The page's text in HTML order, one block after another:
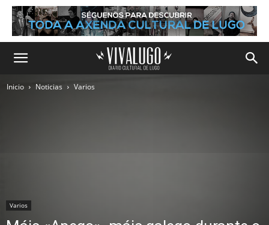
Inicio Noticias Varios
Varios